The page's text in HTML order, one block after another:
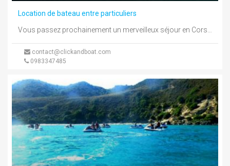
Location de bateau entre particuliers
contact@clickandboat.com
0983347485